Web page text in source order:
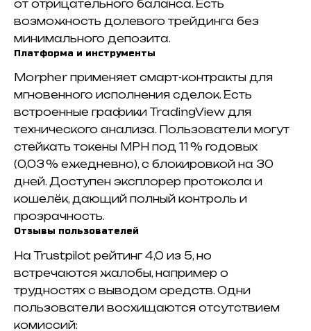
от отрицательного баланса. Есть
возможность долевого трейдинга без
минимального депозита.
Платформа и инструменты
Morpher применяет смарт-контракты для
мгновенного исполнения сделок. Есть
встроенные графики TradingView для
технического анализа. Пользователи могут
стейкать токены MPH под 11 % годовых
(0,03 % ежедневно), с блокировкой на 30
дней. Доступен эксплорер протокола и
кошелёк, дающий полный контроль и
прозрачность.
Отзывы пользователей
На Trustpilot рейтинг 4,0 из 5, но
встречаются жалобы, например о
трудностях с выводом средств. Одни
пользователи восхищаются отсутствием
комиссий: